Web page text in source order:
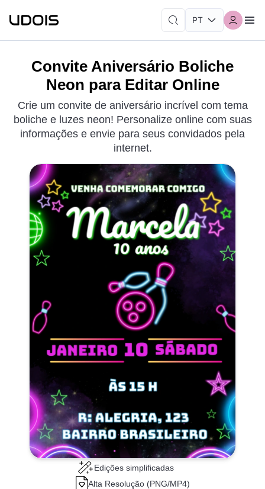
Convite Aniversário Boliche
Neon para Editar Online
Crie um convite de aniversário incrível com tema
boliche e luzes neon! Personalize online com suas
informações e envie para seus convidados pela
internet.
Edições simplificadas
Alta Resolução (PNG/MP4)